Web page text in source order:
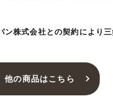
株式会社との契約により
他の商品はこちら